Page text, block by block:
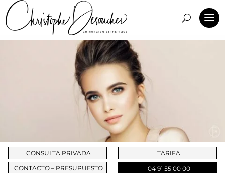
CONSULTA PRIVADA
CONTACTO – PRESUPUESTO
TARIFA
04 91 55 00 00